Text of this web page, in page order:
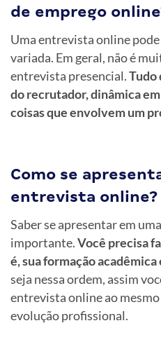
de emprego
Uma entrevista online
variada. Em geral, não é
entrevista presencial.Tudo
do recrutador, dinâmica
coisas que envolvem um
Como se
entrevista online?
Saber se apresentar em
importante.Você precisa
é, sua formação
seja nessa ordem, assim
entrevista online ao
evolução profissional.